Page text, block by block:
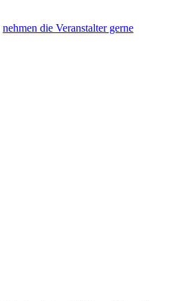
nehmen die Veranstalter gerne